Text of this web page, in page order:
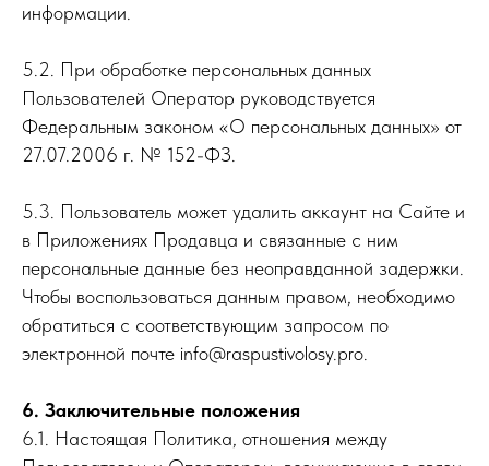
информации.
5.2. При обработке персональных данных
Пользователей Оператор руководствуется
Федеральным законом «О персональных данных» от
27.07.2006 г. № 152-ФЗ.
5.3. Пользователь может удалить аккаунт на Сайте и
в Приложениях Продавца и связанные с ним
персональные данные без неоправданной задержки.
Чтобы воспользоваться данным правом, необходимо
обратиться c соответствующим запросом по
электронной почте info@raspustivolosy.pro.
6. Заключительные положения
6.1. Настоящая Политика, отношения между